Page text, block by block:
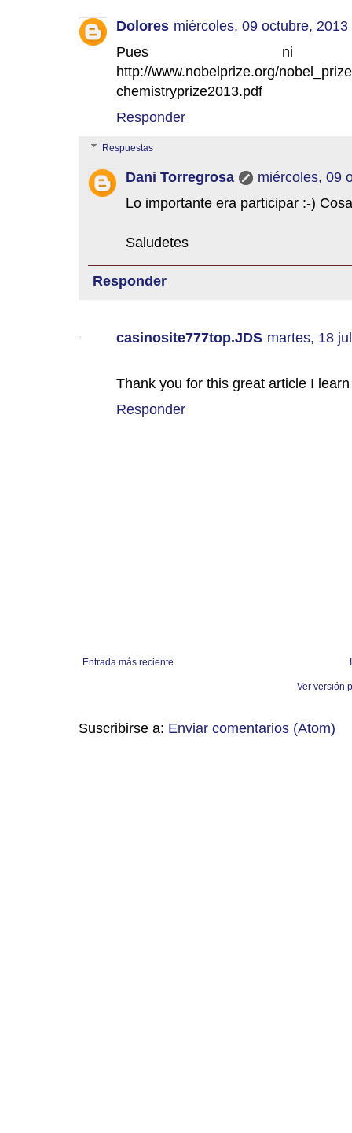
Dolores miércoles, 09 octubre, 2013
Pues ni
http://www.nobelprize.org/
chemistryprize2013.pdf
Responder
Respuestas
Dani Torregrosa
miércoles, 09
Lo importante era participar :-)
Saludetes
Responder
casinosite777top.JDS martes, 18
Thank you for this great article I
Responder
Entrada más reciente
Ver versión
Suscribirse a: Enviar comentarios (Atom)